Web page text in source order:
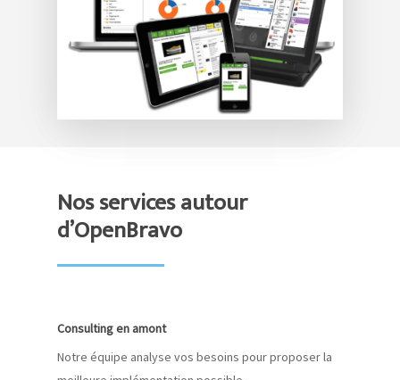
Nos services autour
d’OpenBravo
Consulting en amont
Notre équipe analyse vos besoins pour proposer la